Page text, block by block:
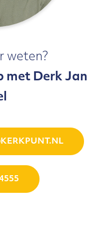
weten?
met Derk Jan